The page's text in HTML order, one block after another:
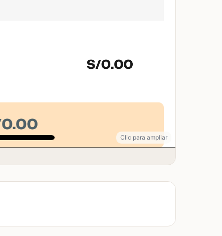
Clic para ampliar